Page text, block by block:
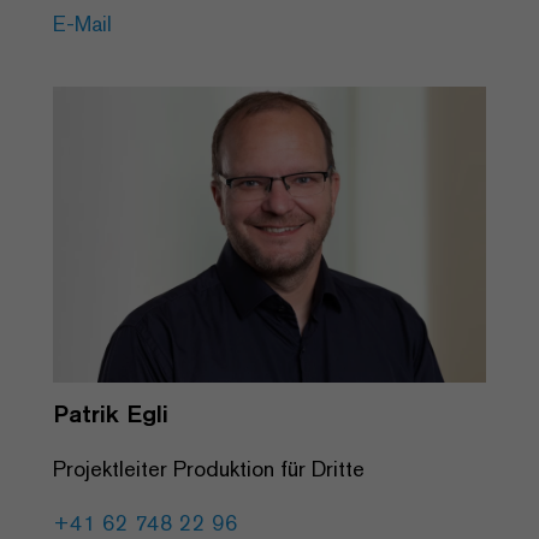
E-Mail
Patrik Egli
Projektleiter Produktion für Dritte
+41 62 748 22 96